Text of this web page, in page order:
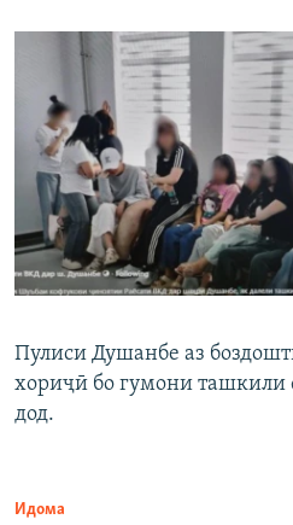
Пулиси Душанбе аз
хориҷӣ бо гумони ташкили
дод.
Идома